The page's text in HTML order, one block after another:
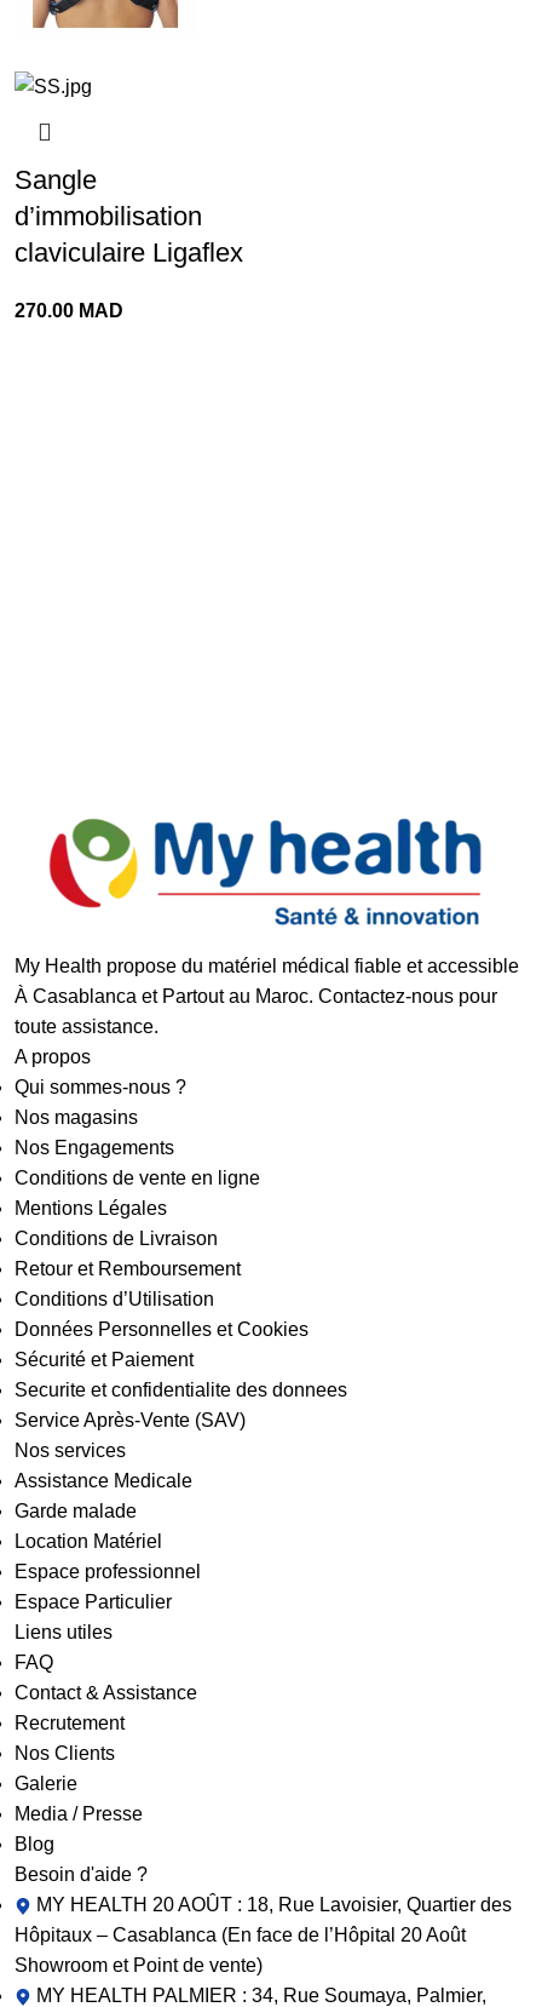
Sangle
d’immobilisation
claviculaire Ligaflex
270.00 MAD
My Health propose du matériel médical fiable et accessible
À Casablanca et Partout au Maroc. Contactez-nous pour
toute assistance.
A propos
Qui sommes-nous ?
Nos magasins
Nos Engagements
Conditions de vente en ligne
Mentions Légales
Conditions de Livraison
Retour et Remboursement
Conditions d’Utilisation
Données Personnelles et Cookies
Sécurité et Paiement
Securite et confidentialite des donnees
Service Après-Vente (SAV)
Nos services
Assistance Medicale
Garde malade
Location Matériel
Espace professionnel
Espace Particulier
Liens utiles
FAQ
Contact & Assistance
Recrutement
Nos Clients
Galerie
Media / Presse
Blog
Besoin d'aide ?
MY HEALTH 20 AOÛT : 18, Rue Lavoisier, Quartier des
Hôpitaux – Casablanca (En face de l’Hôpital 20 Août
Showroom et Point de vente)
MY HEALTH PALMIER : 34, Rue Soumaya, Palmier,